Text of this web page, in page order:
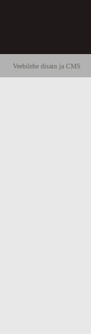
Veebilehe disain ja CMS